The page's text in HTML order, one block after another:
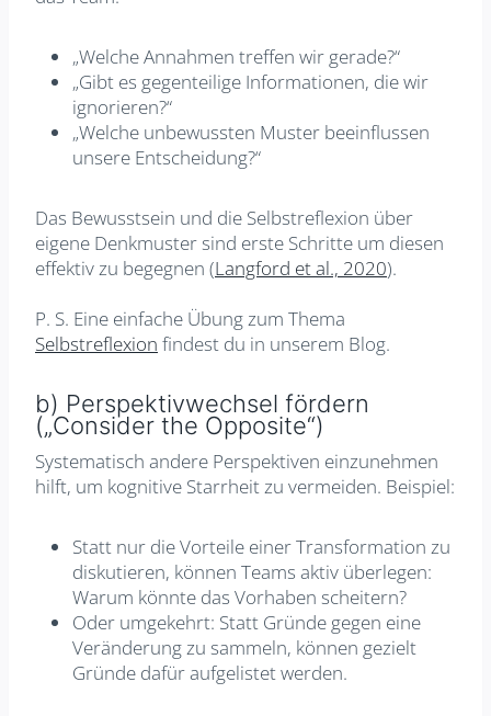
„Welche Annahmen treffen wir gerade?“
„Gibt es gegenteilige Informationen, die wir
ignorieren?“
„Welche unbewussten Muster beeinflussen
unsere Entscheidung?“
Das Bewusstsein und die Selbstreflexion über
eigene Denkmuster sind erste Schritte um diesen
effektiv zu begegnen (Langford et al., 2020).
P. S. Eine einfache Übung zum Thema
Selbstreflexion findest du in unserem Blog.
b) Perspektivwechsel fördern
(„Consider the Opposite“)
Systematisch andere Perspektiven einzunehmen
hilft, um kognitive Starrheit zu vermeiden. Beispiel:
Statt nur die Vorteile einer Transformation zu
diskutieren, können Teams aktiv überlegen:
Warum könnte das Vorhaben scheitern?
Oder umgekehrt: Statt Gründe gegen eine
Veränderung zu sammeln, können gezielt
Gründe dafür aufgelistet werden.